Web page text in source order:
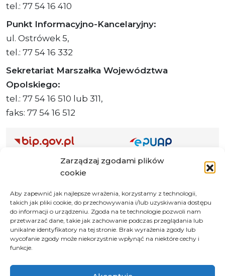
Zarządzaj zgodami plików
cookie
Aby zapewnić jak najlepsze wrażenia, korzystamy z technologii,
takich jak pliki cookie, do przechowywania i/lub uzyskiwania dostępu
do informacji o urządzeniu. Zgoda na te technologie pozwoli nam
przetwarzać dane, takie jak zachowanie podczas przeglądania lub
unikalne identyfikatory na tej stronie. Brak wyrażenia zgody lub
wycofanie zgody może niekorzystnie wpłynąć na niektóre cechy i
funkcje.
tel.: 77 54 16 410
Punkt Informacyjno-Kancelaryjny:
ul. Ostrówek 5,
tel.: 77 54 16 332
Sekretariat Marszałka Województwa
Opolskiego:
tel.: 77 54 16 510 lub 311,
faks: 77 54 16 512
Adres ePUAP Urzędu: /q877fxtk55/SkrytkaESP
Adres do e-Doręczeń
Polityka prywatności
Klauzula informacyjna RODO